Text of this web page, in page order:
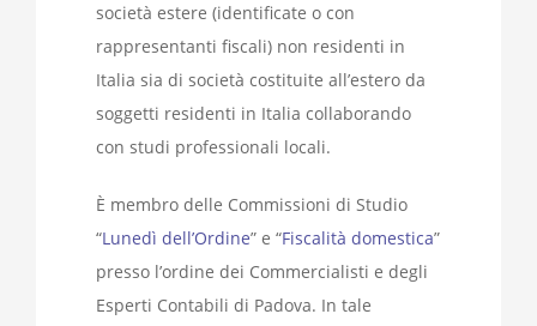
società estere (identificate o con
rappresentanti fiscali) non residenti in
Italia sia di società costituite all’estero da
soggetti residenti in Italia collaborando
con studi professionali locali.
È membro delle Commissioni di Studio
“Lunedì dell’Ordine” e “Fiscalità domestica”
presso l’ordine dei Commercialisti e degli
Esperti Contabili di Padova. In tale